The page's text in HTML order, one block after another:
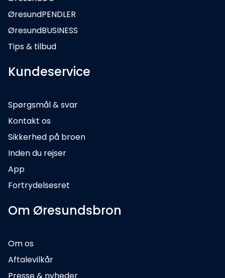
ØresundPENDLER
ØresundBUSINESS
Tips & tilbud
Kundeservice
Spørgsmål & svar
Kontakt os
Sikkerhed på broen
Inden du rejser
App
Fortrydelsesret
Om Øresundsbron
Om os
Aftalevilkår